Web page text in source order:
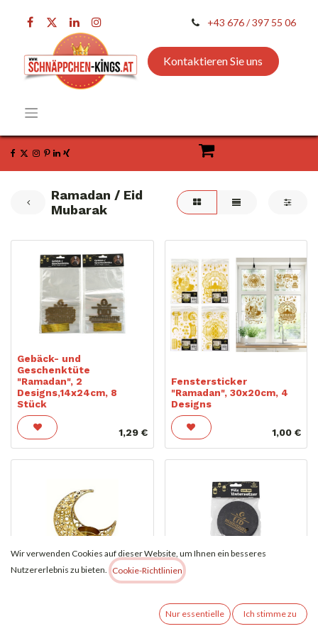
+43 676 / 397 55 06
Kontaktieren Sie uns
Ramadan / Eid
Mubarak
Gebäck- und
Geschenktüte
"Ramadan", 2
Designs,14x24cm, 8
Stück
1,29€
Fenstersticker
"Ramadan", 30x20cm, 4
Designs
1,00 €
Untersetzer Filz
Wir verwenden Cookies auf dieser Website, um Ihnen ein besseres
Nutzererlebnis zu bieten.
Cookie-Richtlinien
Nur essentielle Ich stimme zu